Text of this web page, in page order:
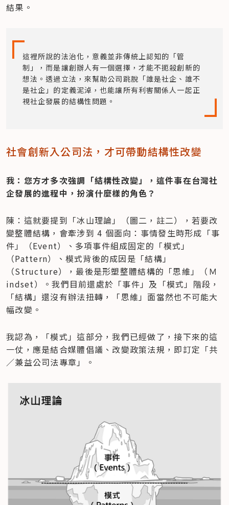
結果。
這裡所說的法治化，意義並非傳統上認知的「管
制」，而是讓創辦人有一個選擇，才能不扼殺創新的
想法。透過立法，來幫助公司跳脫「誰是社企、誰不
是社企」的定義泥淖，也能讓所有利害關係人一起正
視社企發展的結構性問題。
社會創新入公司法，才可帶動結構性改變
我：您方才多次強調「結構性改變」，這件事在台灣社
企發展的進程中，扮演什麼樣的角色？
陳：這就要提到「冰山理論」（圖二，註二），若要改
變整體結構，會牽涉到 4 個面向：事情發生時形成「事
件」（Event）、多項事件組成固定的「模式」
（Pattern）、模式背後的成因是「結構」
（Structure），最後是形塑整體結構的「思維」（Ｍ
indset）。我們目前還處於「事件」及「模式」階段，
「結構」還沒有辦法扭轉，「思維」面當然也不可能大
幅改變。
我認為，「模式」這部分，我們已經做了，接下來的這
一仗，應是結合媒體倡議、改變政策法規，即訂定「共
／兼益公司法專章」。